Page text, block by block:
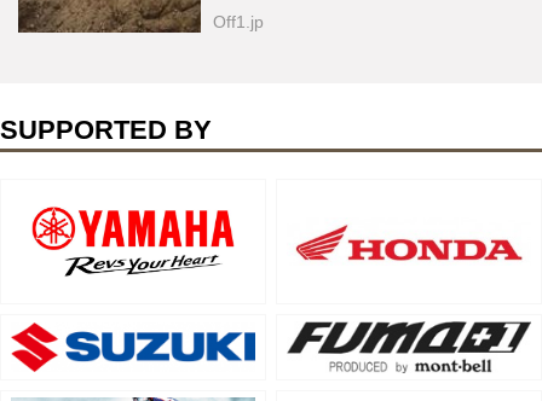
Off1.jp
SUPPORTED BY